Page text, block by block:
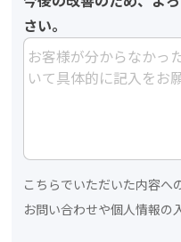
さい。
こちらでいただいた内容へ
お問い合わせや個人情報の